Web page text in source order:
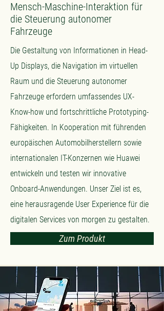
Mensch-Maschine-Interaktion für
die Steuerung autonomer
Fahrzeuge
Die Gestaltung von Informationen in Head-
Up Displays, die Navigation im virtuellen
Raum und die Steuerung autonomer
Fahrzeuge erfordern umfassendes UX-
Know-how und fortschrittliche Prototyping-
Fähigkeiten. In Kooperation mit führenden
europäischen Automobilherstellern sowie
internationalen IT-Konzernen wie Huawei
entwickeln und testen wir innovative
Onboard-Anwendungen. Unser Ziel ist es,
eine herausragende User Experience für die
digitalen Services von morgen zu gestalten.
Zum Produkt